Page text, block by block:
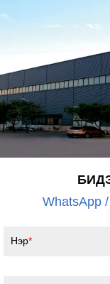
WhatsApp
Нэр